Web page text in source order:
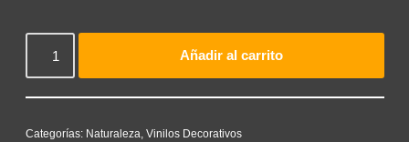
Añadir al carrito
Categorías: Naturaleza, Vinilos Decorativos